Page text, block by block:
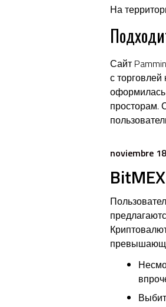
На
Сайт
с
просторам.
noviembre